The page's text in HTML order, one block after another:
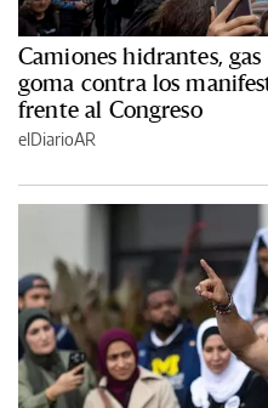
Camiones hidrantes,
goma contra los
frente al Congreso
elDiarioAR